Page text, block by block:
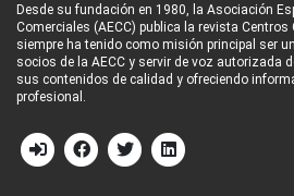
Desde su fundación en 1980, la Asociación
Comerciales (AECC) publica la revista
siempre ha tenido como misión principal ser
socios de la AECC y servir de voz autorizada
sus contenidos de calidad y ofreciendo
profesional.